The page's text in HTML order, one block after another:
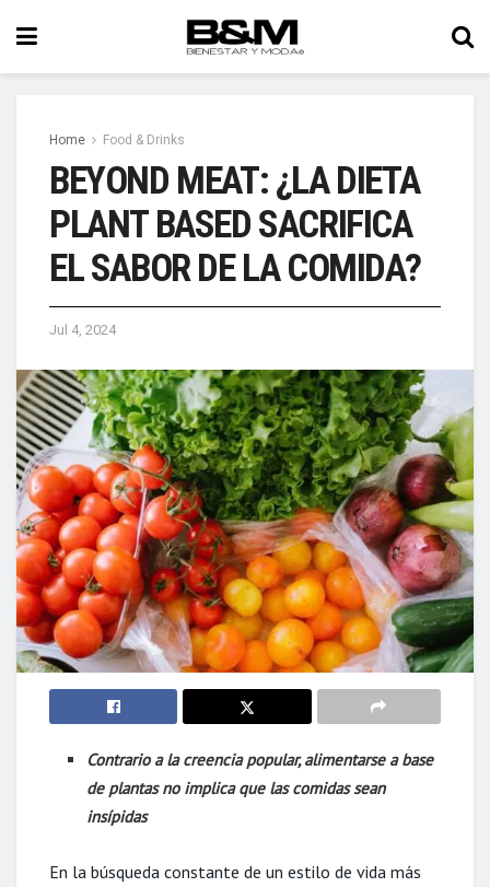
Home Food & Drinks
BEYOND MEAT: ¿LA DIETA
PLANT BASED SACRIFICA
EL SABOR DE LA COMIDA?
Jul 4, 2024
Contrario a la creencia popular, alimentarse a base
de plantas no implica que las comidas sean
insípidas
En la búsqueda constante de un estilo de vida más